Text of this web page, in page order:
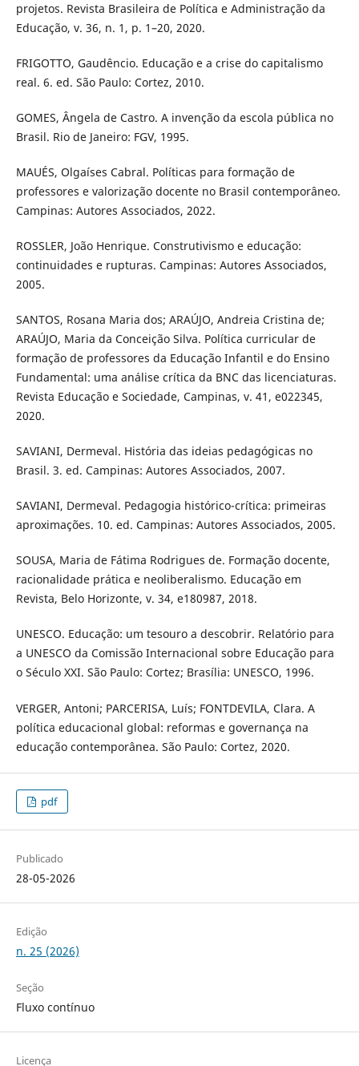
projetos. Revista Brasileira de Política e Administração da
Educação, v. 36, n. 1, p. 1–20, 2020.
FRIGOTTO, Gaudêncio. Educação e a crise do capitalismo
real. 6. ed. São Paulo: Cortez, 2010.
GOMES, Ângela de Castro. A invenção da escola pública no
Brasil. Rio de Janeiro: FGV, 1995.
MAUÉS, Olgaíses Cabral. Políticas para formação de
professores e valorização docente no Brasil contemporâneo.
Campinas: Autores Associados, 2022.
ROSSLER, João Henrique. Construtivismo e educação:
continuidades e rupturas. Campinas: Autores Associados,
2005.
SANTOS, Rosana Maria dos; ARAÚJO, Andreia Cristina de;
ARAÚJO, Maria da Conceição Silva. Política curricular de
formação de professores da Educação Infantil e do Ensino
Fundamental: uma análise crítica da BNC das licenciaturas.
Revista Educação e Sociedade, Campinas, v. 41, e022345,
2020.
SAVIANI, Dermeval. História das ideias pedagógicas no
Brasil. 3. ed. Campinas: Autores Associados, 2007.
SAVIANI, Dermeval. Pedagogia histórico-crítica: primeiras
aproximações. 10. ed. Campinas: Autores Associados, 2005.
SOUSA, Maria de Fátima Rodrigues de. Formação docente,
racionalidade prática e neoliberalismo. Educação em
Revista, Belo Horizonte, v. 34, e180987, 2018.
UNESCO. Educação: um tesouro a descobrir. Relatório para
a UNESCO da Comissão Internacional sobre Educação para
o Século XXI. São Paulo: Cortez; Brasília: UNESCO, 1996.
VERGER, Antoni; PARCERISA, Luís; FONTDEVILA, Clara. A
política educacional global: reformas e governança na
educação contemporânea. São Paulo: Cortez, 2020.
pdf
Publicado
28-05-2026
Edição
n. 25 (2026)
Seção
Fluxo contínuo
Licença